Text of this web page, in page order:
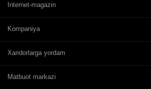
Internet-magazin
Kompaniya
Xaridorlarga yordam
Matbuot markazi